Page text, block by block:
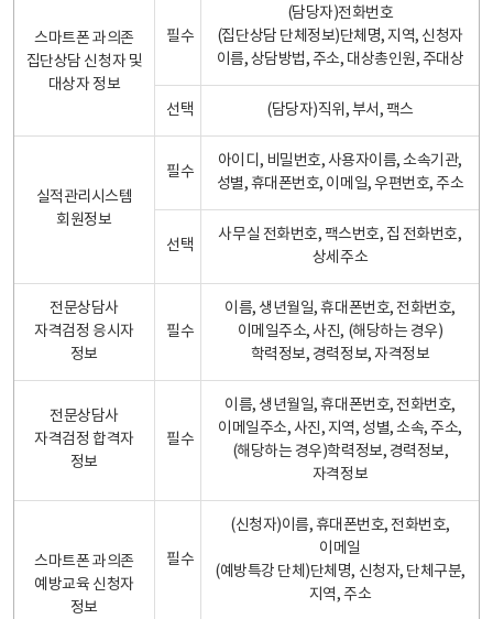
스마트폰 과의존
집단상담 신청자 및
대상자 정보
필수
(담당자)전화번호
(집단상담 단체정보)단체명, 지역, 신청자
이름, 상담방법, 주소, 대상총인원, 주대상
선택 (담당자)직위, 부서, 팩스
실적관리시스템
회원정보
필수
아이디, 비밀번호, 사용자이름, 소속기관,
성별, 휴대폰번호, 이메일, 우편번호, 주소
선택
사무실 전화번호, 팩스번호, 집 전화번호,
상세주소
전문상담사
자격검정 응시자
정보
필수
이름, 생년월일, 휴대폰번호, 전화번호,
이메일주소, 사진, (해당하는 경우)
학력정보, 경력정보, 자격정보
전문상담사
자격검정 합격자
정보
필수
이름, 생년월일, 휴대폰번호, 전화번호,
이메일주소, 사진, 지역, 성별, 소속, 주소,
(해당하는 경우)학력정보, 경력정보,
자격정보
스마트폰 과의존
예방교육 신청자
정보
필수
(신청자)이름, 휴대폰번호, 전화번호,
이메일
(예방특강 단체)단체명, 신청자, 단체구분,
지역, 주소